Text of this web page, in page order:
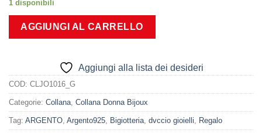
1 disponibili
AGGIUNGI AL CARRELLO
Aggiungi alla lista dei desideri
COD: CLJO1016_G
Categorie: Collana Collana Donna Bijoux
Tag: ARGENTO Argento925 Bigiotteria dvccio gioielli Regalo